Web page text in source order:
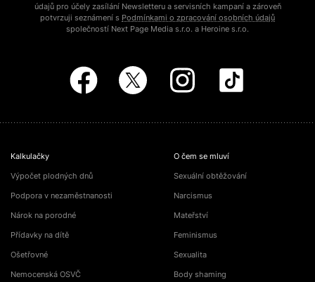
údajů pro účely zasílání Newsletteru a servisních kampaní a zároveň
potvrzuji seznámení s Podmínkami o zpracování osobních údajů
společností Next Page Media s.r.o. a Heroine s.r.o.
Kalkulačky
Výpočet plodných dnů
Podpora v nezaměstnanosti
Nárok na porodné
Přídavky na dítě
Ošetřovné
Nemocenská OSVČ
O čem se mluví
Sexuální obtěžování
Narcismus
Mateřství
Feminismus
Sexualita
Body shaming